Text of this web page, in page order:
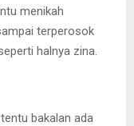
menikah
terperosok
halnya zina.
bakalan ada